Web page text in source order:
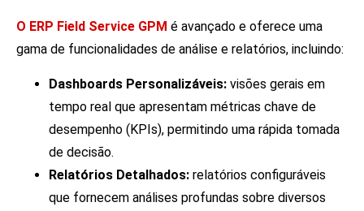
O ERP Field Service GPM é avançado e oferece uma
gama de funcionalidades de análise e relatórios, incluindo:
Dashboards Personalizáveis: visões gerais em
tempo real que apresentam métricas chave de
desempenho (KPIs), permitindo uma rápida tomada
de decisão.
Relatórios Detalhados: relatórios configuráveis
que fornecem análises profundas sobre diversos